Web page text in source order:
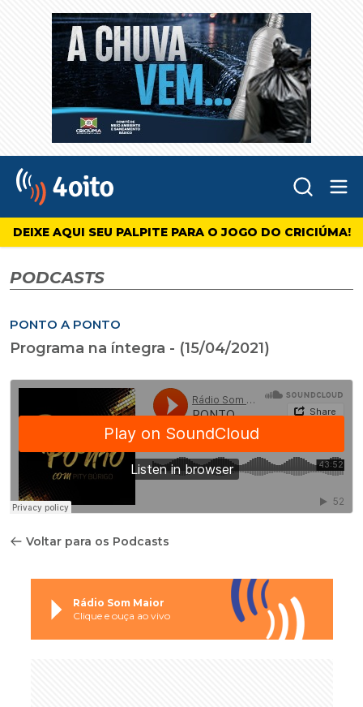
4oito
DEIXE AQUI SEU PALPITE PARA O JOGO DO CRICIÚMA!
PODCASTS
PONTO A PONTO
Programa na íntegra - (15/04/2021)
Voltar para os Podcasts
Rádio Som Maior
Clique e ouça ao vivo